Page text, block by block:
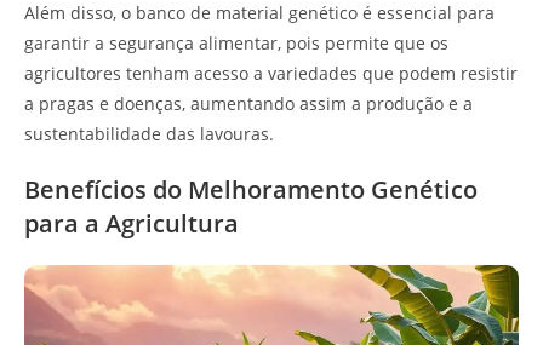
Além disso, o banco de material genético é essencial para
garantir a segurança alimentar, pois permite que os
agricultores tenham acesso a variedades que podem resistir
a pragas e doenças, aumentando assim a produção e a
sustentabilidade das lavouras.
Benefícios do Melhoramento Genético
para a Agricultura